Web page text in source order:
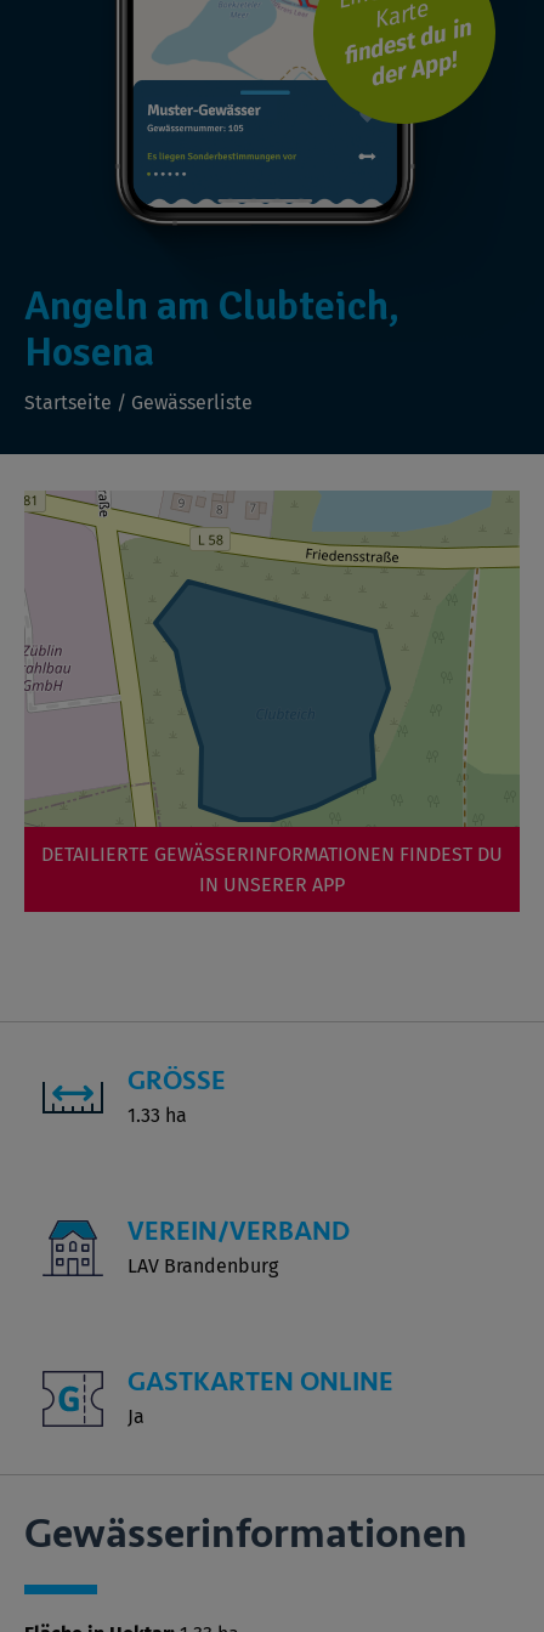
Angeln am Clubteich,
Hosena
Startseite / Gewässerliste
Karte
findest du in
der App!
DETAILIERTE GEWÄSSERINFORMATIONEN FINDEST DU
IN UNSERER APP
GRÖSSE
1.33 ha
VEREIN/VERBAND
LAV Brandenburg
GASTKARTEN ONLINE
Ja
Gewässer­informationen